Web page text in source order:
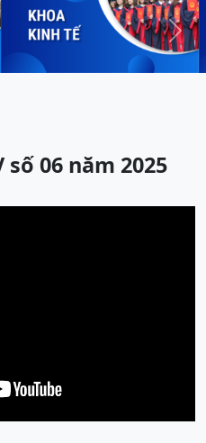
Next
số 06 năm 2025